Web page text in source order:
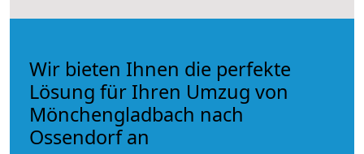
Wir bieten Ihnen die perfekte
Lösung für Ihren Umzug von
Mönchengladbach nach
Ossendorf an